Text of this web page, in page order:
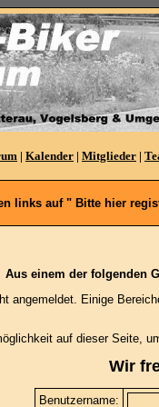
| Kalender | Mitglieder |
links auf " Bitte hier
Aus einem der folgenden
angemeldet. Einige
auf dieser Seite,
Wir
Benutzername: